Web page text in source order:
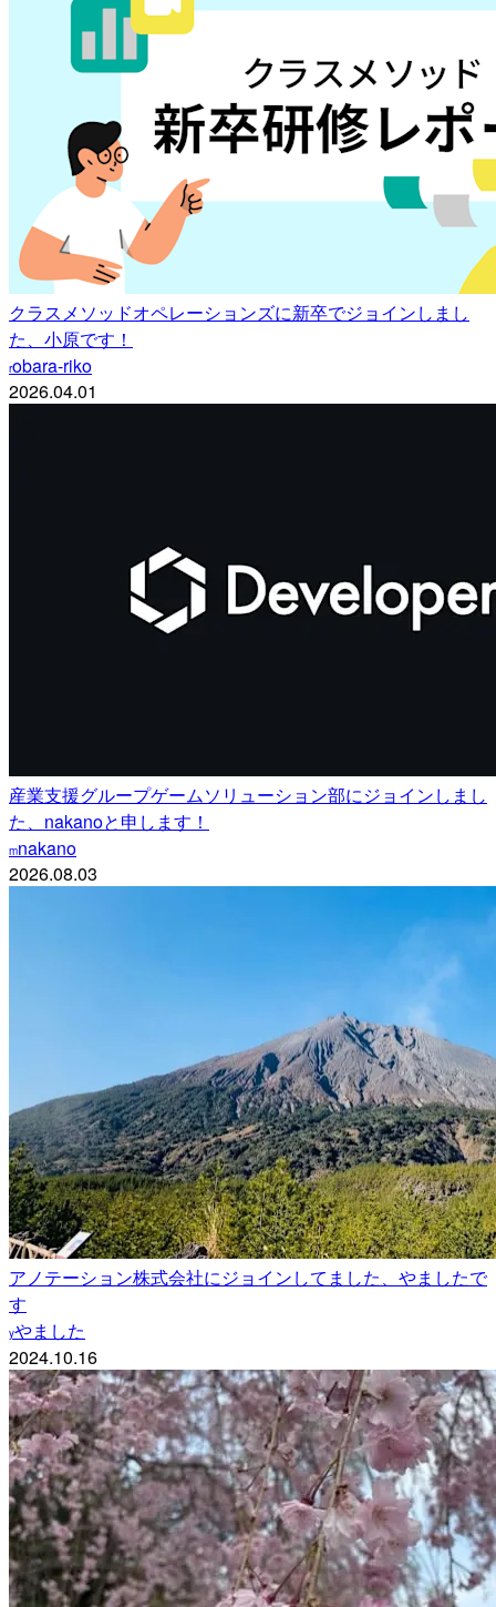
クラスメソッドオペレーションズに新卒でジョインしまし
た、小原です！
robara-riko
2026.04.01
産業支援グループゲームソリューション部にジョインしまし
た、nakanoと申します！
mnakano
2026.08.03
アノテーション株式会社にジョインしてました、やましたで
す
yやました
2024.10.16